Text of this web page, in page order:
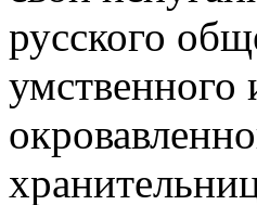
русского
умственного